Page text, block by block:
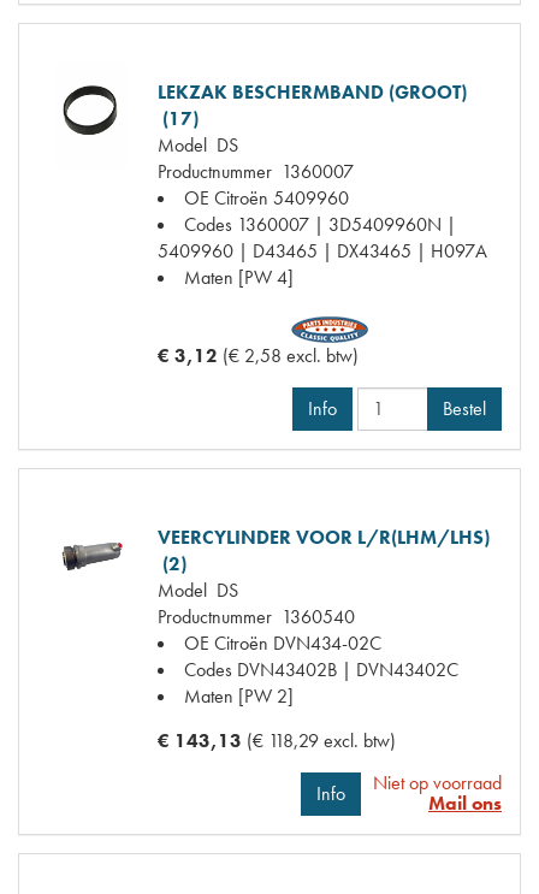
LEKZAK BESCHERMBAND (GROOT)
(17)
Model DS
Productnummer 1360007
OE Citroën 5409960
Codes 1360007 | 3D5409960N |
5409960 | D43465 | DX43465 | H097A
Maten [PW 4]
€ 3,12 (€ 2,58 excl. btw)
Info Bestel
VEERCYLINDER VOOR L/R(LHM/LHS)
(2)
Model DS
Productnummer 1360540
OE Citroën DVN434-02C
Codes DVN43402B | DVN43402C
Maten [PW 2]
€ 143,13 (€ 118,29 excl. btw)
Info
Niet op voorraad
Mail ons